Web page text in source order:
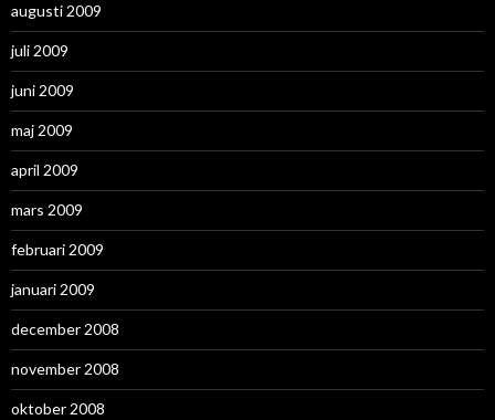
augusti 2009
juli 2009
juni 2009
maj 2009
april 2009
mars 2009
februari 2009
januari 2009
december 2008
november 2008
oktober 2008